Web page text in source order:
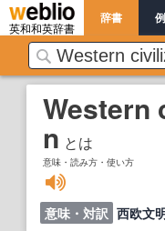
英和和英辞書
辞書
Western
n とは
意味・読み方・使い方
意味・対訳 西欧文